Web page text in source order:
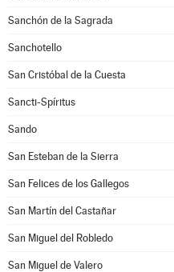
Sanchón de la Sagrada
Sanchotello
San Cristóbal de la Cuesta
Sancti-Spíritus
Sando
San Esteban de la Sierra
San Felices de los Gallegos
San Martín del Castañar
San Miguel del Robledo
San Miguel de Valero